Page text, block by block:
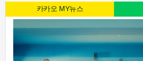
카카오 MY뉴스